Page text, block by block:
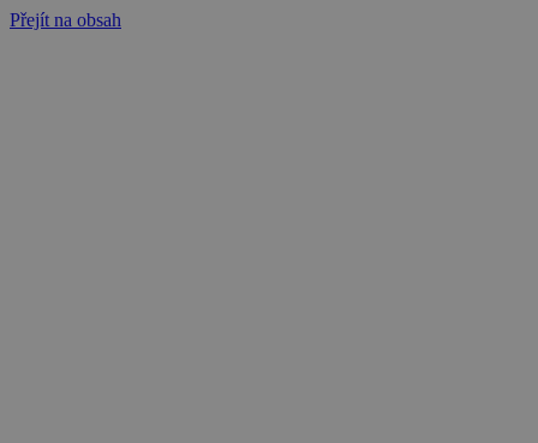
Přejít na obsah